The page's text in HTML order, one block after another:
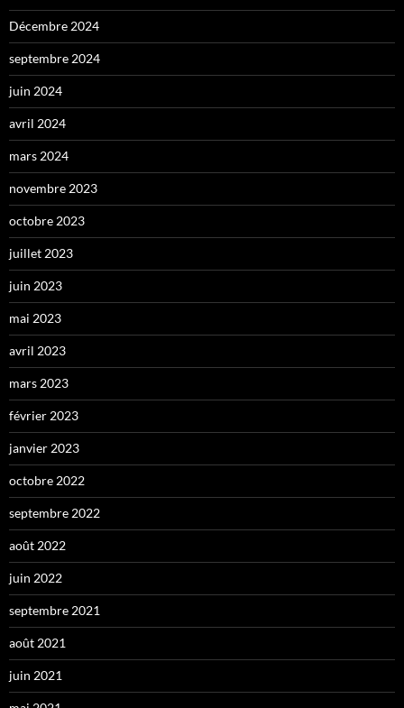
Décembre 2024
septembre 2024
juin 2024
avril 2024
mars 2024
novembre 2023
octobre 2023
juillet 2023
juin 2023
mai 2023
avril 2023
mars 2023
février 2023
janvier 2023
octobre 2022
septembre 2022
août 2022
juin 2022
septembre 2021
août 2021
juin 2021